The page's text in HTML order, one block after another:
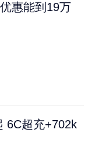
惠能到19万
6C超充+702k